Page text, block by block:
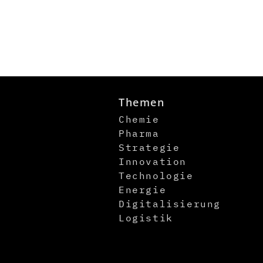
Themen
Chemie
Pharma
Strategie
Innovation
Technologie
Energie
Digitalisierung
Logistik